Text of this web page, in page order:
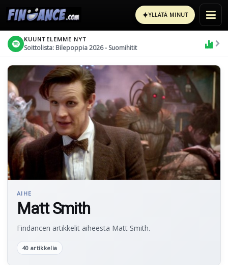
✦YLLÄTÄ MINUT
KUUNTELEMME NYT
Soittolista: Bilepoppia 2026 - Suomihitit
AIHE
Matt Smith
Findancen artikkelit aiheesta Matt Smith.
40 artikkelia